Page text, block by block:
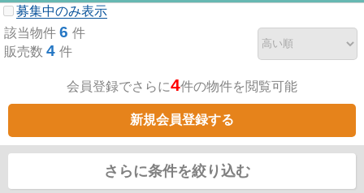
募集中のみ表示
該当物件 6 件
販売数 4 件
会員登録でさらに4件の物件を閲覧可能
新規会員登録する
さらに条件を絞り込む